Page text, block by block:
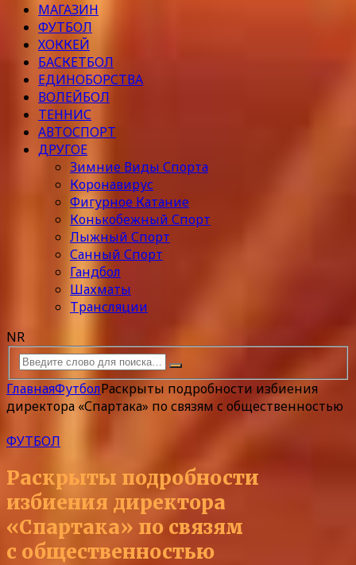
МАГАЗИН
ФУТБОЛ
ХОККЕЙ
БАСКЕТБОЛ
ЕДИНОБОРСТВА
ВОЛЕЙБОЛ
ТЕННИС
АВТОСПОРТ
ДРУГОЕ
Зимние Виды Спорта
Коронавирус
Фигурное Катание
Конькобежный Спорт
Лыжный Спорт
Санный Спорт
Гандбол
Шахматы
Трансляции
NR
ГлавнаяФутболРаскрыты подробности избиения
директора «Спартака» по связям с общественностью
ФУТБОЛ
Раскрыты подробности
избиения директора
«Спартака» по связям
с общественностью